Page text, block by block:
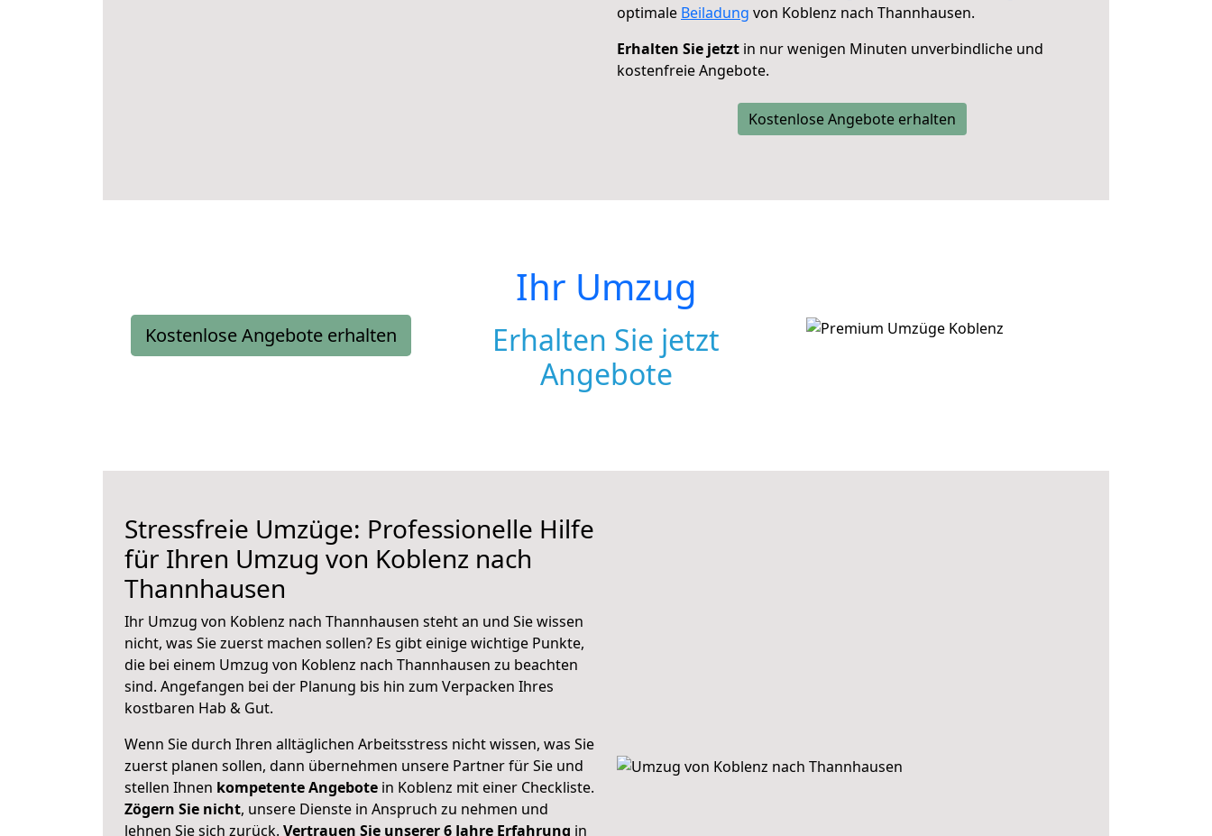
optimale Beiladung von Koblenz nach Thannhausen.
Erhalten Sie jetzt in nur wenigen Minuten unverbindliche und
kostenfreie Angebote.
Kostenlose Angebote erhalten
Kostenlose Angebote erhalten
Ihr Umzug
Erhalten Sie jetzt
Angebote
Stressfreie Umzüge: Professionelle Hilfe
für Ihren Umzug von Koblenz nach
Thannhausen
Ihr Umzug von Koblenz nach Thannhausen steht an und Sie wissen
nicht, was Sie zuerst machen sollen? Es gibt einige wichtige Punkte,
die bei einem Umzug von Koblenz nach Thannhausen zu beachten
sind. Angefangen bei der Planung bis hin zum Verpacken Ihres
kostbaren Hab & Gut.
Wenn Sie durch Ihren alltäglichen Arbeitsstress nicht wissen, was Sie
zuerst planen sollen, dann übernehmen unsere Partner für Sie und
stellen Ihnen kompetente Angebote in Koblenz mit einer Checkliste.
Zögern Sie nicht, unsere Dienste in Anspruch zu nehmen und
lehnen Sie sich zurück. Vertrauen Sie unserer 6 Jahre Erfahrung in